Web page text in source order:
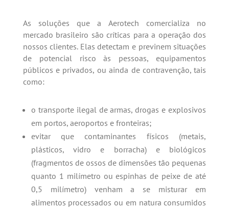
As soluções que a Aerotech comercializa no
mercado brasileiro são críticas para a operação dos
nossos clientes. Elas detectam e previnem situações
de potencial risco às pessoas, equipamentos
públicos e privados, ou ainda de contravenção, tais
como:
o transporte ilegal de armas, drogas e explosivos
em portos, aeroportos e fronteiras;
evitar que contaminantes físicos (metais,
plásticos, vidro e borracha) e biológicos
(fragmentos de ossos de dimensões tão pequenas
quanto 1 milímetro ou espinhas de peixe de até
0,5 milímetro) venham a se misturar em
alimentos processados ou em natura consumidos